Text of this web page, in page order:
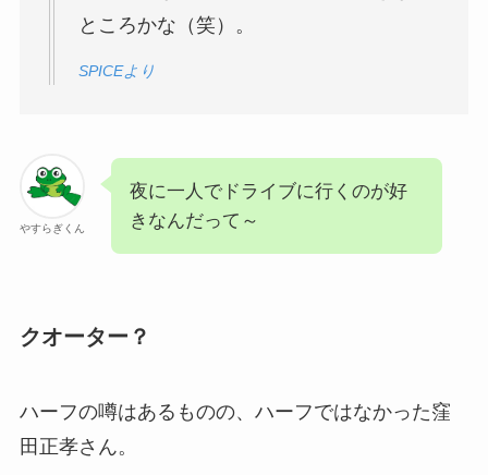
ところかな（笑）。
SPICEより
やすらぎくん
夜に一人でドライブに行くのが好
きなんだって～
クオーター？
ハーフの噂はあるものの、ハーフではなかった窪
田正孝さん。